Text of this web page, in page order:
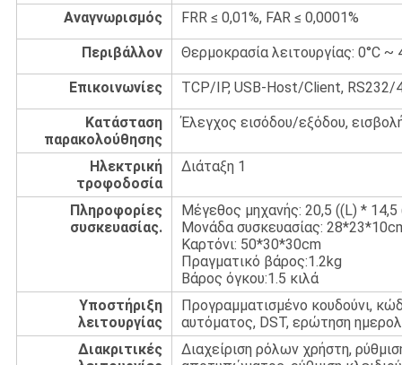
Αναγνωρισμός
FRR ≤ 0,01%, FAR ≤ 0,0001%
Περιβάλλον Θερμοκρασία λειτουργίας: 0°C ~
Επικοινωνίες TCP/IP, USB-Host/Client, RS232/
Κατάσταση
παρακολούθησης
Έλεγχος εισόδου/εξόδου,
Ηλεκτρική
τροφοδοσία
Διάταξη 1
Πληροφορίες
συσκευασίας.
Μέγεθος μηχανής: 20,5 ((L) * 14,5
Μονάδα συσκευασίας:
Καρτόνι: 50*30*30cm
Πραγματικό βάρος:1.2kg
Βάρος όγκου:1.5 κιλά
Υποστήριξη
λειτουργίας
Προγραμματισμένο κουδούνι,
αυτόματος, DST, ερώτηση
Διακριτικές
Διαχείριση ρόλων χρήστη,